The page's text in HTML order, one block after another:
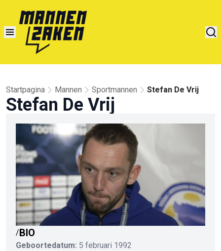
Startpagina Mannen Sportmannen Stefan De Vrij
Stefan De Vrij
/BIO
Geboortedatum: 5 februari 1992